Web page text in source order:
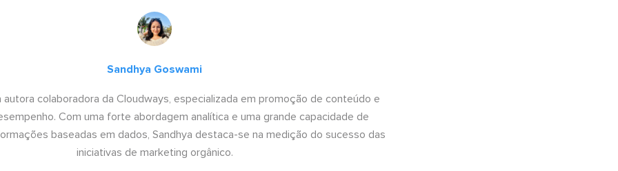
Sandhya Goswami
autora colaboradora da Cloudways, especializada em promoção de conteúdo e
Com uma forte abordagem analítica e uma grande capacidade de
baseadas em dados, Sandhya destaca-se na medição do sucesso das
iniciativas de marketing orgânico.